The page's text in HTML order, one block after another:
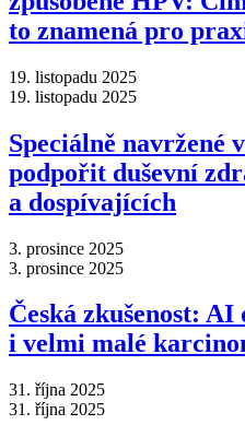
to znamená pro
19. listopadu 2025
19. listopadu 2025
Speciálně navržené
podpořit duševní
a dospívajících
3. prosince 2025
3. prosince 2025
Česká zkušenost:
i velmi malé
31. října 2025
31. října 2025